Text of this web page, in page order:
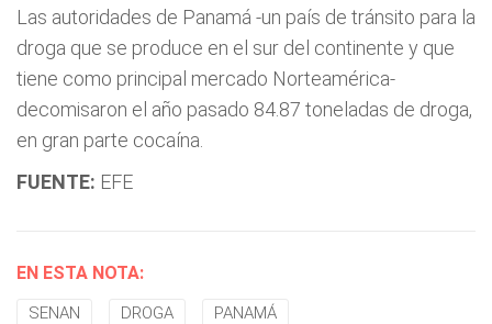
Las autoridades de Panamá -un país de tránsito para la
droga que se produce en el sur del continente y que
tiene como principal mercado Norteamérica-
decomisaron el año pasado 84.87 toneladas de droga,
en gran parte cocaína.
FUENTE: EFE
EN ESTA NOTA:
SENAN DROGA PANAMÁ